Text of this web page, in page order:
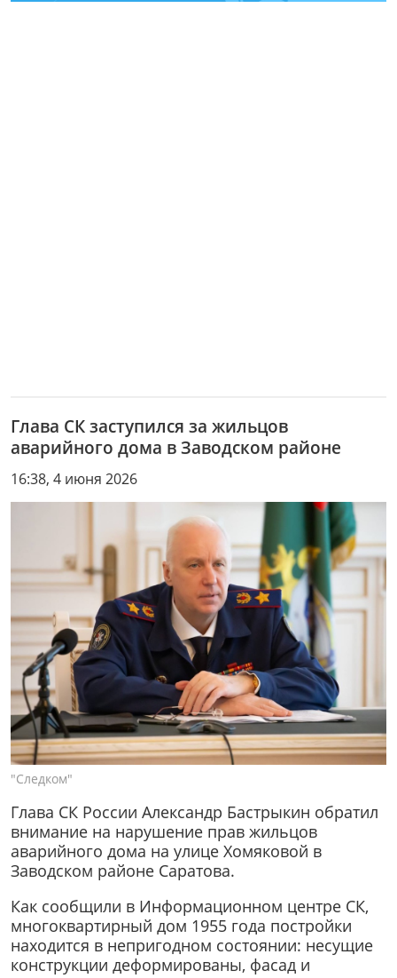
Глава СК заступился за жильцов
аварийного дома в Заводском районе
16:38, 4 июня 2026
"Следком"
Глава СК России Александр Бастрыкин обратил
внимание на нарушение прав жильцов
аварийного дома на улице Хомяковой в
Заводском районе Саратова.
Как сообщили в Информационном центре СК,
многоквартирный дом 1955 года постройки
находится в непригодном состоянии: несущие
конструкции деформированы, фасад и